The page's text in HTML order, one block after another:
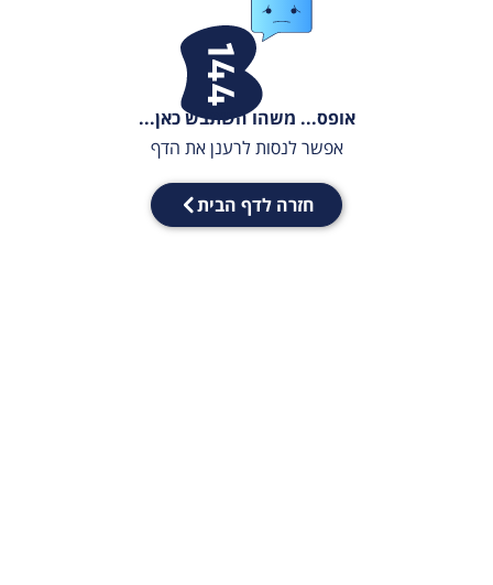
אופס... משהו השתבש כאן...
אפשר לנסות לרענן את הדף
חזרה לדף הבית